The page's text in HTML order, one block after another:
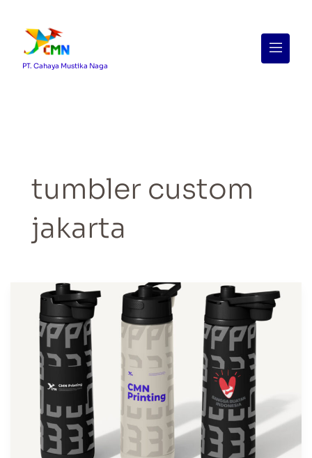
PT. Cahaya Mustika Naga
Menu
tumbler custom
jakarta
Cetak
Tumbler
Custom
Bali
Jakarta